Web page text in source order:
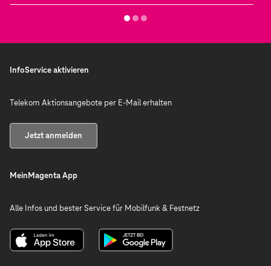
InfoService aktivieren
Telekom Aktionsangebote per E-Mail erhalten
Jetzt anmelden
MeinMagenta App
Alle Infos und bester Service für Mobilfunk & Festnetz